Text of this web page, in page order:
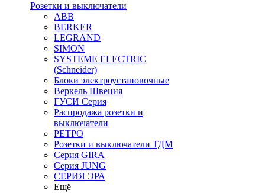
Розетки и выключатели
ABB
BERKER
LEGRAND
SIMON
SYSTEME ELECTRIC
(Schneider)
Блоки электроустановочные
Веркель Швеция
ГУСИ Серия
Распродажа розетки и
выключатели
РЕТРО
Розетки и выключатели ТДМ
Серия GIRA
Серия JUNG
СЕРИЯ ЭРА
Ещё